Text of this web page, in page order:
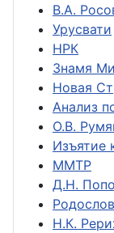
В.А.
Урусвати
НРК
Знамя
Новая
Анализ
О.В.
Изъятие
ММТР
Д.Н.
Н.К.